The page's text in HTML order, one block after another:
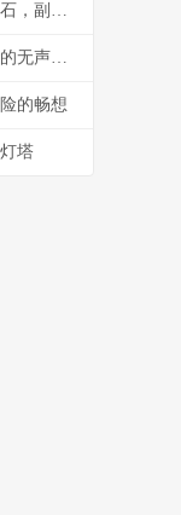
我的世界黑帮仓库指令，帮派管理的秘密基石，副标题，指令构筑的地下秩序与财富堡垒
王者荣耀卡分巅峰赛，一场关于荣耀与算计的无声战争
的畅想
塔